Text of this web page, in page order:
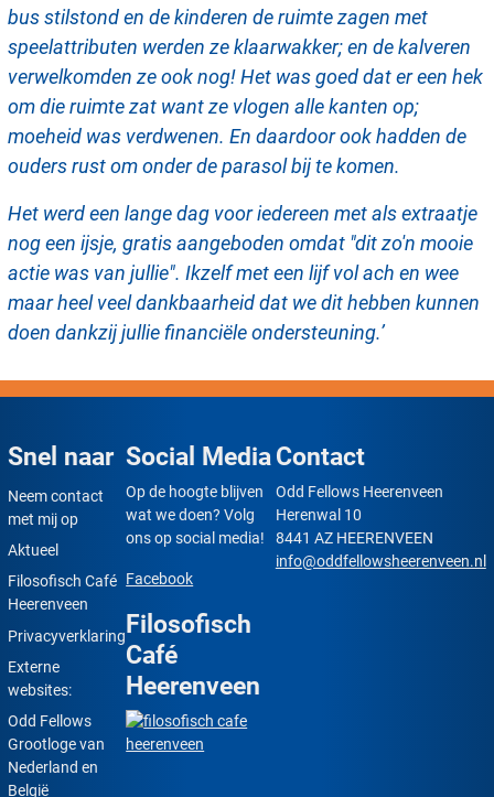
bus stilstond en de kinderen de ruimte zagen met
speelattributen werden ze klaarwakker; en de kalveren
verwelkomden ze ook nog! Het was goed dat er een hek
om die ruimte zat want ze vlogen alle kanten op;
moeheid was verdwenen. En daardoor ook hadden de
ouders rust om onder de parasol bij te komen.
Het werd een lange dag voor iedereen met als extraatje
nog een ijsje, gratis aangeboden omdat "dit zo'n mooie
actie was van jullie". Ikzelf met een lijf vol ach en wee
maar heel veel dankbaarheid dat we dit hebben kunnen
doen dankzij jullie financiële ondersteuning.’
Snel naar
Neem contact
met mij op
Aktueel
Filosofisch Café
Heerenveen
Privacyverklaring
Externe
websites:
Odd Fellows
Grootloge van
Nederland en
België
Social Media
Op de hoogte blijven
wat we doen? Volg
ons op social media!
Facebook
Filosofisch
Café
Heerenveen
Contact
Odd Fellows Heerenveen
Herenwal 10
8441 AZ HEERENVEEN
info@oddfellowsheerenveen.nl